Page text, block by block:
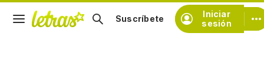
Iniciar
sesión
Suscríbete